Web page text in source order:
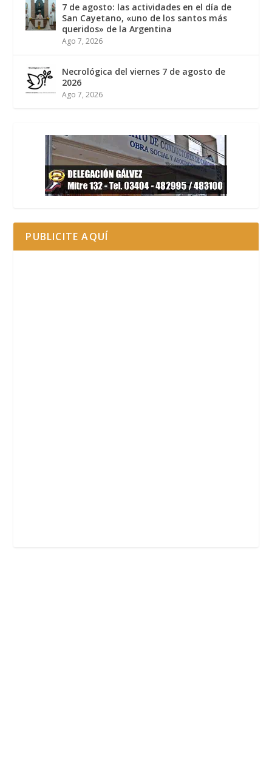
7 de agosto: las actividades en el día de
San Cayetano, «uno de los santos más
queridos» de la Argentina
Ago 7, 2026
Necrológica del viernes 7 de agosto de
2026
Ago 7, 2026
PUBLICITE AQUÍ